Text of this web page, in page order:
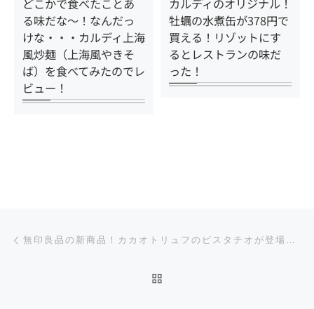
る味だな～！なんだっ
けな・・・カルディ上海
風炒麺（上海風やきそ
ば）を食べてみたのでレ
ビュー！
牡蠣の水煮缶が378円で
買える！リゾットにす
るとレストランの味だ
った！
投稿ナビゲーション 無印良品の新商品！カカオトリュフのピスタチオが登場！口溶けがヤバい！食べてみたのでレビュー！